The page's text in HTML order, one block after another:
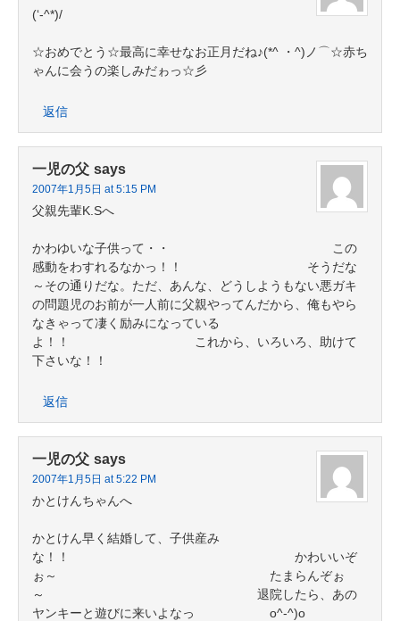
(‘-^*)/
☆おめでとう☆最高に幸せなお正月だね♪(*^ ・^)ノ⌒☆赤ち
ゃんに会うの楽しみだゎっ☆彡
返信
一児の父 says
2007年1月5日 at 5:15 PM
父親先輩K.Sへ
かわゆいな子供って・・ この
感動をわすれるなかっ！！ そうだな
～その通りだな。ただ、あんな、どうしようもない悪ガキ
の問題児のお前が一人前に父親やってんだから、俺もやら
なきゃって凄く励みになっている
よ！！ これから、いろいろ、助けて
下さいな！！
返信
一児の父 says
2007年1月5日 at 5:22 PM
かとけんちゃんへ
かとけん早く結婚して、子供産み
な！！ かわいいぞ
ぉ～ たまらんぞぉ
～ 退院したら、あの
ヤンキーと遊びに来いよなっ о^-^)o